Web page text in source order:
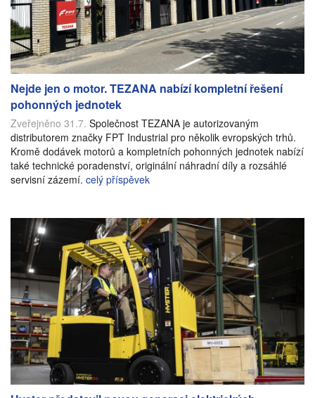
Nejde jen o motor. TEZANA nabízí kompletní řešení
pohonných jednotek
Zveřejněno 31.7. Společnost TEZANA je autorizovaným
distributorem značky FPT Industrial pro několik evropských trhů.
Kromě dodávek motorů a kompletních pohonných jednotek nabízí
také technické poradenství, originální náhradní díly a rozsáhlé
servisní zázemí. celý příspěvek